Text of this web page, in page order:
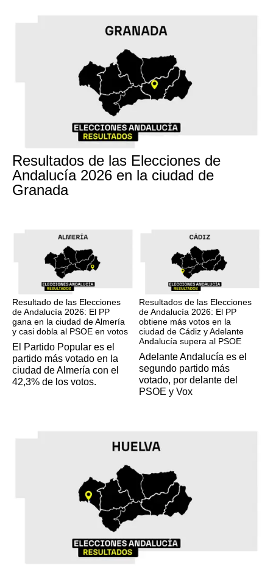
Resultados de las Elecciones de
Andalucía 2026 en la ciudad de
Granada
Resultado de las Elecciones
de Andalucía 2026: El PP
gana en la ciudad de Almería
y casi dobla al PSOE en votos
El Partido Popular es el
partido más votado en la
ciudad de Almería con el
42,3% de los votos.
Resultados de las Elecciones
de Andalucía 2026: El PP
obtiene más votos en la
ciudad de Cádiz y Adelante
Andalucía supera al PSOE
Adelante Andalucía es el
segundo partido más
votado, por delante del
PSOE y Vox